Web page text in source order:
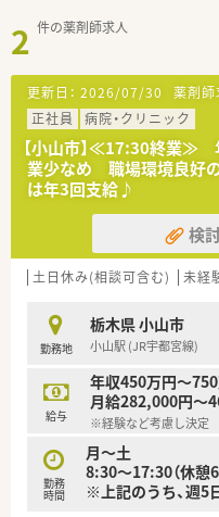
2 件の薬剤師求人
更新日： 2026/07/30 薬剤師
正社員
病院・クリニック
【小山市】≪17:30終業
業少なめ 職場環境良好
は年3回支給♪
検
土日休み(相談可含む) 未経
勤務地
栃木県 小山市
小山駅 (JR宇都宮線)
給与
年収450万円～
月給282,000円～
※経験など考慮し決定
勤務
時間
月～土
8:30～17:30（休憩
※上記のうち、週5